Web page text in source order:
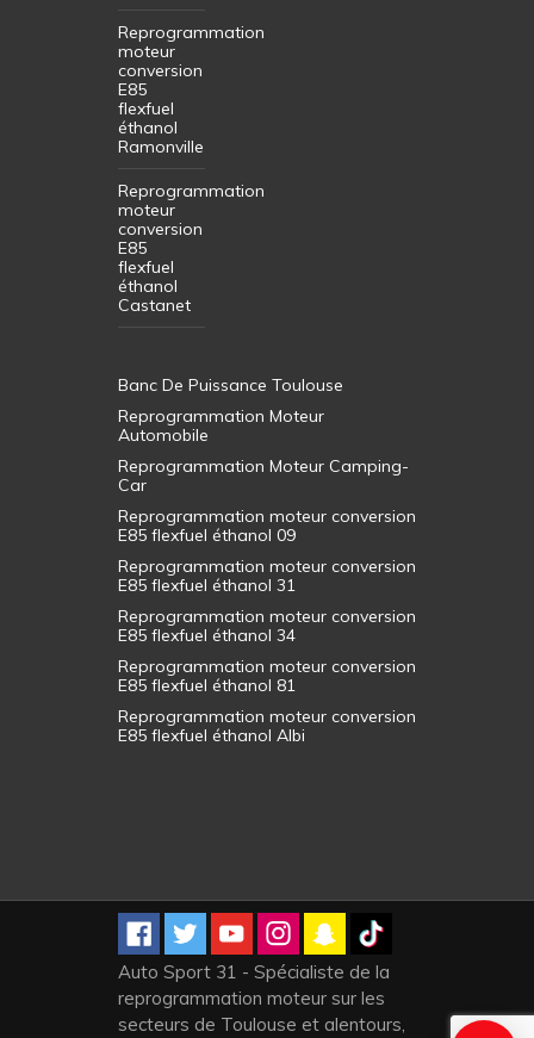
Reprogrammation
moteur
conversion
E85
flexfuel
éthanol
Ramonville
Reprogrammation
moteur
conversion
E85
flexfuel
éthanol
Castanet
Banc De Puissance Toulouse
Reprogrammation Moteur
Automobile
Reprogrammation Moteur Camping-
Car
Reprogrammation moteur conversion
E85 flexfuel éthanol 09
Reprogrammation moteur conversion
E85 flexfuel éthanol 31
Reprogrammation moteur conversion
E85 flexfuel éthanol 34
Reprogrammation moteur conversion
E85 flexfuel éthanol 81
Reprogrammation moteur conversion
E85 flexfuel éthanol Albi
Auto Sport 31 - Spécialiste de la
reprogrammation moteur sur les
secteurs de Toulouse et alentours,